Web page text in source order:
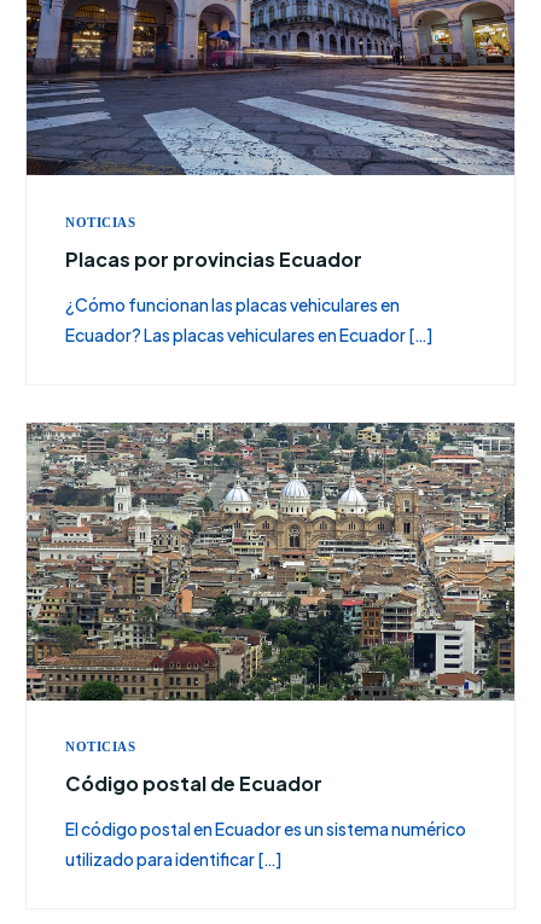
NOTICIAS
Placas por provincias Ecuador
¿Cómo funcionan las placas vehiculares en
Ecuador? Las placas vehiculares en Ecuador […]
NOTICIAS
Código postal de Ecuador
El código postal en Ecuador es un sistema numérico
utilizado para identificar […]